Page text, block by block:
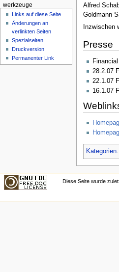
Alfred
Goldmann
Inzwischen
Presse
28.2.07
22.1.07
16.1.07
Kategorien:
werkzeuge
Links auf diese Seite
Änderungen an
verlinkten Seiten
Spezialseiten
Druckversion
Permanenter Link
Diese Seite wurde